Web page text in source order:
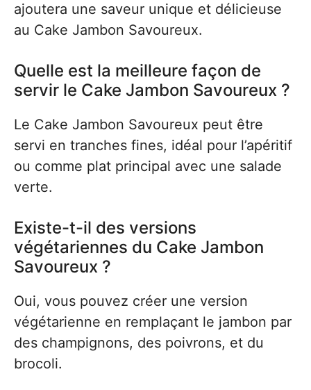
ajoutera une saveur unique et délicieuse
au Cake Jambon Savoureux.
Quelle est la meilleure façon de
servir le Cake Jambon Savoureux ?
Le Cake Jambon Savoureux peut être
servi en tranches fines, idéal pour l’apéritif
ou comme plat principal avec une salade
verte.
Existe-t-il des versions
végétariennes du Cake Jambon
Savoureux ?
Oui, vous pouvez créer une version
végétarienne en remplaçant le jambon par
des champignons, des poivrons, et du
brocoli.